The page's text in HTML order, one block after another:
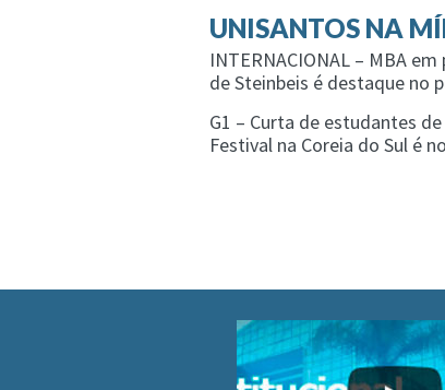
UNISANTOS NA
INTERNACIONAL – MBA
de Steinbeis é destaque no
G1 – Curta de estudantes
Festival na Coreia do Sul é